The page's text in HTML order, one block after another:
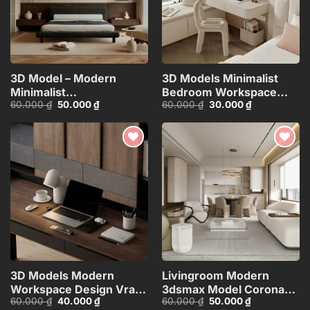
3D Model – Modern
Minimalist
Bedroom_6487 CR
60.000₫ Giá
là:
50.000₫Giá
hiện
tại
50.000 ₫.
3D Models Minimalist
Bedroom Workspace
Design Vray_7089
60.000₫ Giá
là:
30.000₫Giá
hiện
tại
30.000 ₫.
3D Models Modern
Workspace Design Vray
Render_1685
60.000₫ Giá
40.000₫Giá
Add to
wishlist
Livingroom Modern
3dsmax Model Corona
Render_Modern
60.000₫ Giá
50.000₫Giá